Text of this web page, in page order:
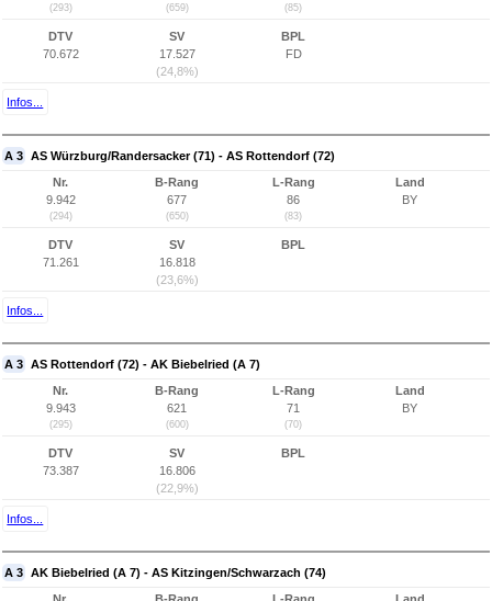
(293) (659) (85)
DTV
70.672
SV
17.527
(24,8%)
BPL
FD
Infos...
A 3 AS Würzburg/Randersacker (71) - AS Rottendorf (72)
Nr.
9.942
(294)
B-Rang
677
(650)
L-Rang
86
(83)
Land
BY
DTV
71.261
SV
16.818
(23,6%)
BPL
Infos...
A 3 AS Rottendorf (72) - AK Biebelried (A 7)
Nr.
9.943
(295)
B-Rang
621
(600)
L-Rang
71
(70)
Land
BY
DTV
73.387
SV
16.806
(22,9%)
BPL
Infos...
A 3 AK Biebelried (A 7) - AS Kitzingen/Schwarzach (74)